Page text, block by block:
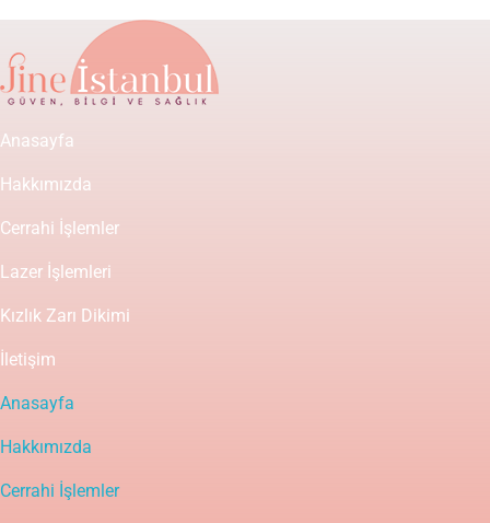
Anasayfa
Hakkımızda
Cerrahi İşlemler
Lazer İşlemleri
Kızlık Zarı Dikimi
İletişim
Anasayfa
Hakkımızda
Cerrahi İşlemler